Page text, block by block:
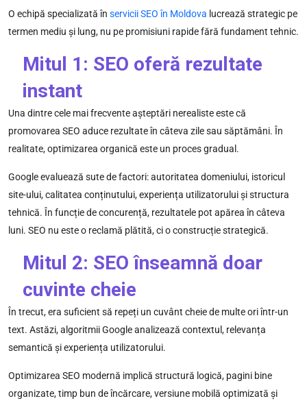
O echipă specializată în servicii SEO în Moldova lucrează strategic pe
termen mediu și lung, nu pe promisiuni rapide fără fundament tehnic.
Mitul 1: SEO oferă rezultate
instant
Una dintre cele mai frecvente așteptări nerealiste este că
promovarea SEO aduce rezultate în câteva zile sau săptămâni. În
realitate, optimizarea organică este un proces gradual.
Google evaluează sute de factori: autoritatea domeniului, istoricul
site-ului, calitatea conținutului, experiența utilizatorului și structura
tehnică. În funcție de concurență, rezultatele pot apărea în câteva
luni. SEO nu este o reclamă plătită, ci o construcție strategică.
Mitul 2: SEO înseamnă doar
cuvinte cheie
În trecut, era suficient să repeți un cuvânt cheie de multe ori într-un
text. Astăzi, algoritmii Google analizează contextul, relevanța
semantică și experiența utilizatorului.
Optimizarea SEO modernă implică structură logică, pagini bine
organizate, timp bun de încărcare, versiune mobilă optimizată și